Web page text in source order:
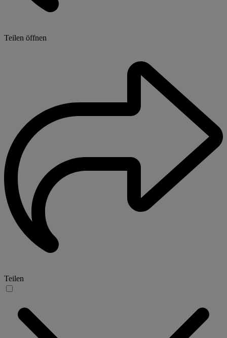
Teilen öffnen
Teilen